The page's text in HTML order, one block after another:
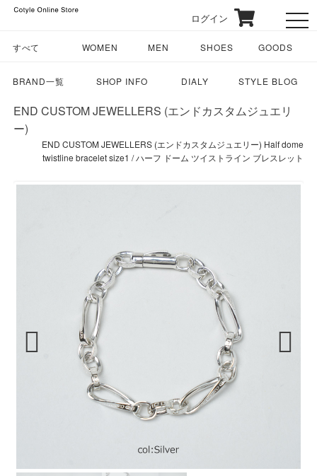
ログイン
すべて WOMEN MEN SHOES GOODS
BRAND一覧 SHOP INFO DIALY STYLE BLOG
END CUSTOM JEWELLERS (エンドカスタムジュエリ
ー)
END CUSTOM JEWELLERS (エンドカスタムジュエリー) Half dome
twistline bracelet size1 / ハーフ ドーム ツイストライン ブレスレット